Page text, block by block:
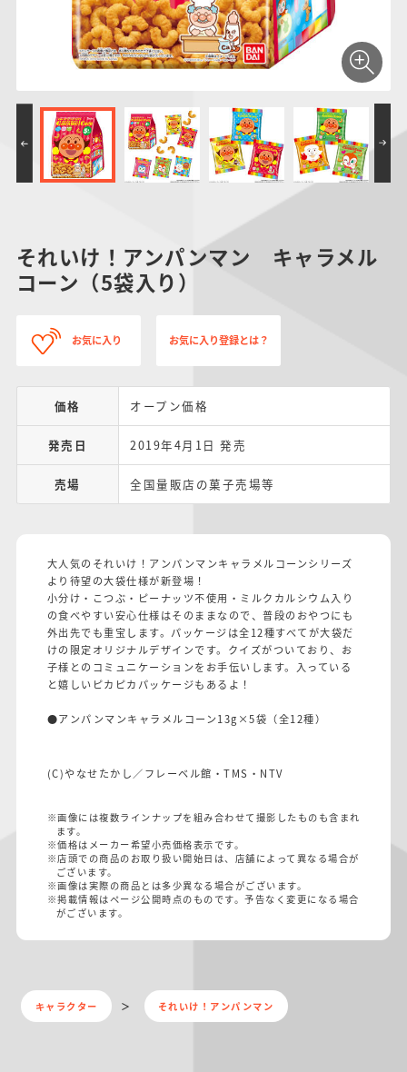
PROJECT R.E.D.・
スーパー戦隊シリー
ズ
ポケットモンスター
サンリオキャラクタ
ーズ
つりグミ SMPシリーズ キャラデコ
それいけ！アンパンマン キャラメル
コーン（5袋入り）
お気に入り お気に入り登録とは？
価格 オープン価格
発売日 2019年4月1日 発売
売場 全国量販店の菓子売場等
大人気のそれいけ！アンパンマンキャラメルコーンシリーズ
より待望の大袋仕様が新登場！
小分け・こつぶ・ピーナッツ不使用・ミルクカルシウム入り
の食べやすい安心仕様はそのままなので、普段のおやつにも
外出先でも重宝します。パッケージは全12種すべてが大袋だ
けの限定オリジナルデザインです。クイズがついており、お
子様とのコミュニケーションをお手伝いします。入っている
と嬉しいピカピカパッケージもあるよ！
●アンパンマンキャラメルコーン13g×5袋（全12種）
(C)やなせたかし／フレーベル館・TMS・NTV
※画像には複数ラインナップを組み合わせて撮影したものも含まれ
ます。
※価格はメーカー希望小売価格表示です。
※店頭での商品のお取り扱い開始日は、店舗によって異なる場合が
ございます。
※画像は実際の商品とは多少異なる場合がございます。
※掲載情報はページ公開時点のものです。予告なく変更になる場合
がございます。
キャラクター それいけ！アンパンマン